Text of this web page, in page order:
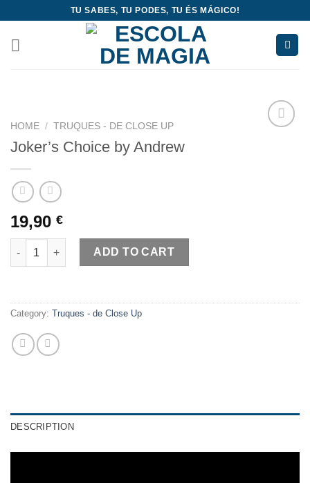
content
TU SABES, TU PODES, TU ÉS MÁGICO!
HOME / TRUQUES - DE CLOSE UP
Joker’s Choice by Andrew
19,90 €
Joker's Choice by Andrew quantity
ADD TO CART
Category: Truques - de Close Up
DESCRIPTION